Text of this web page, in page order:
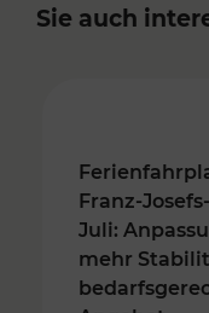
Sie auch
Franz-
Juli:
mehr